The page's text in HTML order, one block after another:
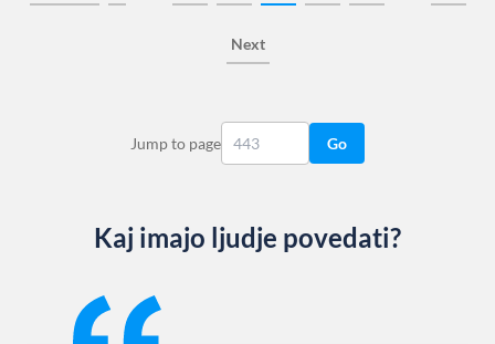
Next
Jump to page Go
Kaj imajo ljudje povedati?